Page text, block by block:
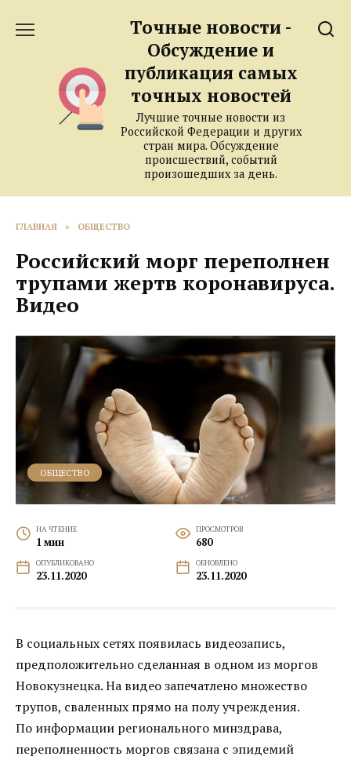
Точные новости -
Обсуждение и
публикация самых
точных новостей
Лучшие точные новости из
Российской Федерации и других
стран мира. Обсуждение
происшествий, событий
произошедших за день.
ГЛАВНАЯ » ОБЩЕСТВО
Российский морг переполнен
трупами жертв коронавируса.
Видео
ОБЩЕСТВО
НА ЧТЕНИЕ
1 мин
ПРОСМОТРОВ
680
ОПУБЛИКОВАНО
23.11.2020
ОБНОВЛЕНО
23.11.2020
В социальных сетях появилась видеозапись,
предположительно сделанная в одном из моргов
Новокузнецка. На видео запечатлено множество
трупов, сваленных прямо на полу учреждения.
По информации регионального минздрава,
переполненность моргов связана с эпидемий